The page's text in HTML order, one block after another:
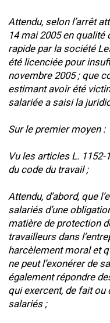
Attendu, selon l’arrêt
14 mai 2005 en
rapide par la société
été licenciée pour
novembre 2005 ; que
estimant avoir été
salariée a saisi la
Sur le premier moyen :
Vu les articles L. 1152-
du code du travail ;
Attendu, d’abord, que
salariés d’une
matière de protection
travailleurs dans
harcèlement moral et
ne peut l’exonérer de
également répondre
qui exercent, de fait ou
salariés ;